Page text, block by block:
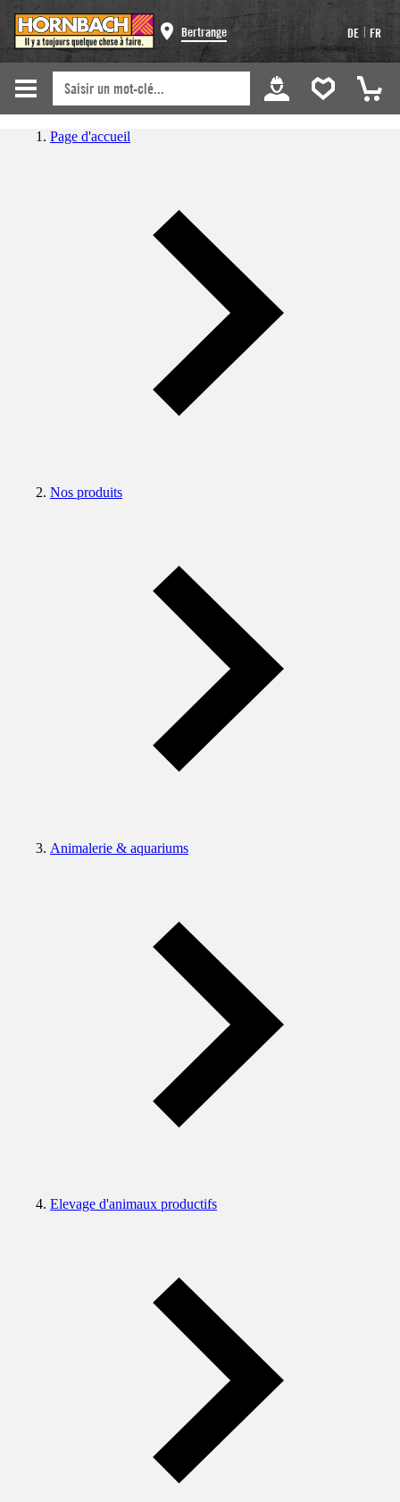
Bertrange DE | FR
Page d'accueil
Nos produits
Animalerie & aquariums
Elevage d'animaux productifs